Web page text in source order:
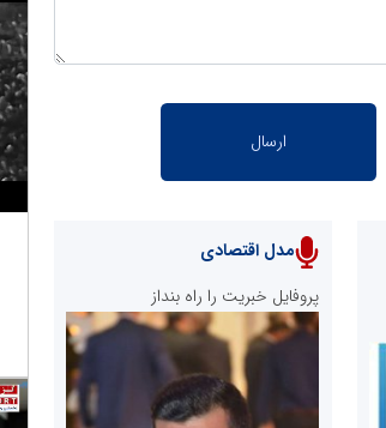
مدل اقتصادی
پروفایل خبریت را راه بنداز